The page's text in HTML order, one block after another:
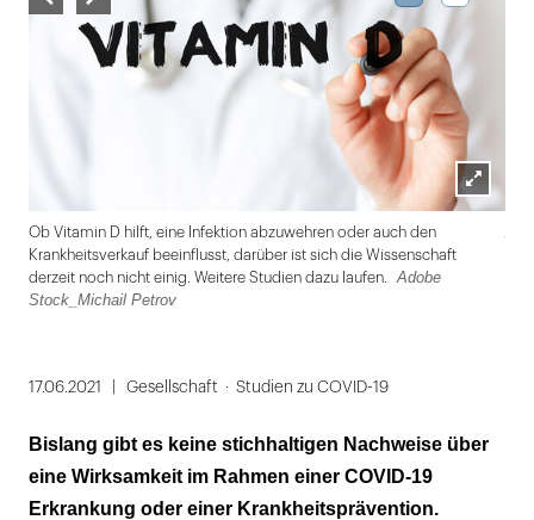
Lightbox
öffnen
Ob Vitamin D hilft, eine Infektion abzuwehren oder auch den
Krankheitsverkauf beeinflusst, darüber ist sich die Wissenschaft
derzeit noch nicht einig. Weitere Studien dazu laufen.
Adobe
Stock_Michail Petrov
1
2
17.06.2021 Gesellschaft Studien zu COVID-19
Bislang gibt es keine stichhaltigen Nachweise über
eine Wirksamkeit im Rahmen einer COVID-19
Erkrankung oder einer Krankheitsprävention.